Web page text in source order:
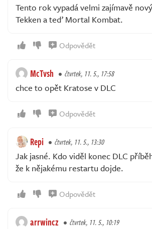
Tento rok vypadá velmi zajímavě
Tekken a teď Mortal Kombat.
Odpovědět
McTvsh čtvrtek, 11. 5., 17:58
chce to opět Kratose v DLC
Odpovědět
Repi čtvrtek, 11. 5., 13:30
Jak jasné. Kdo viděl konec DLC
že k nějakému restartu dojde.
Odpovědět
arrwincz čtvrtek, 11. 5., 10:19